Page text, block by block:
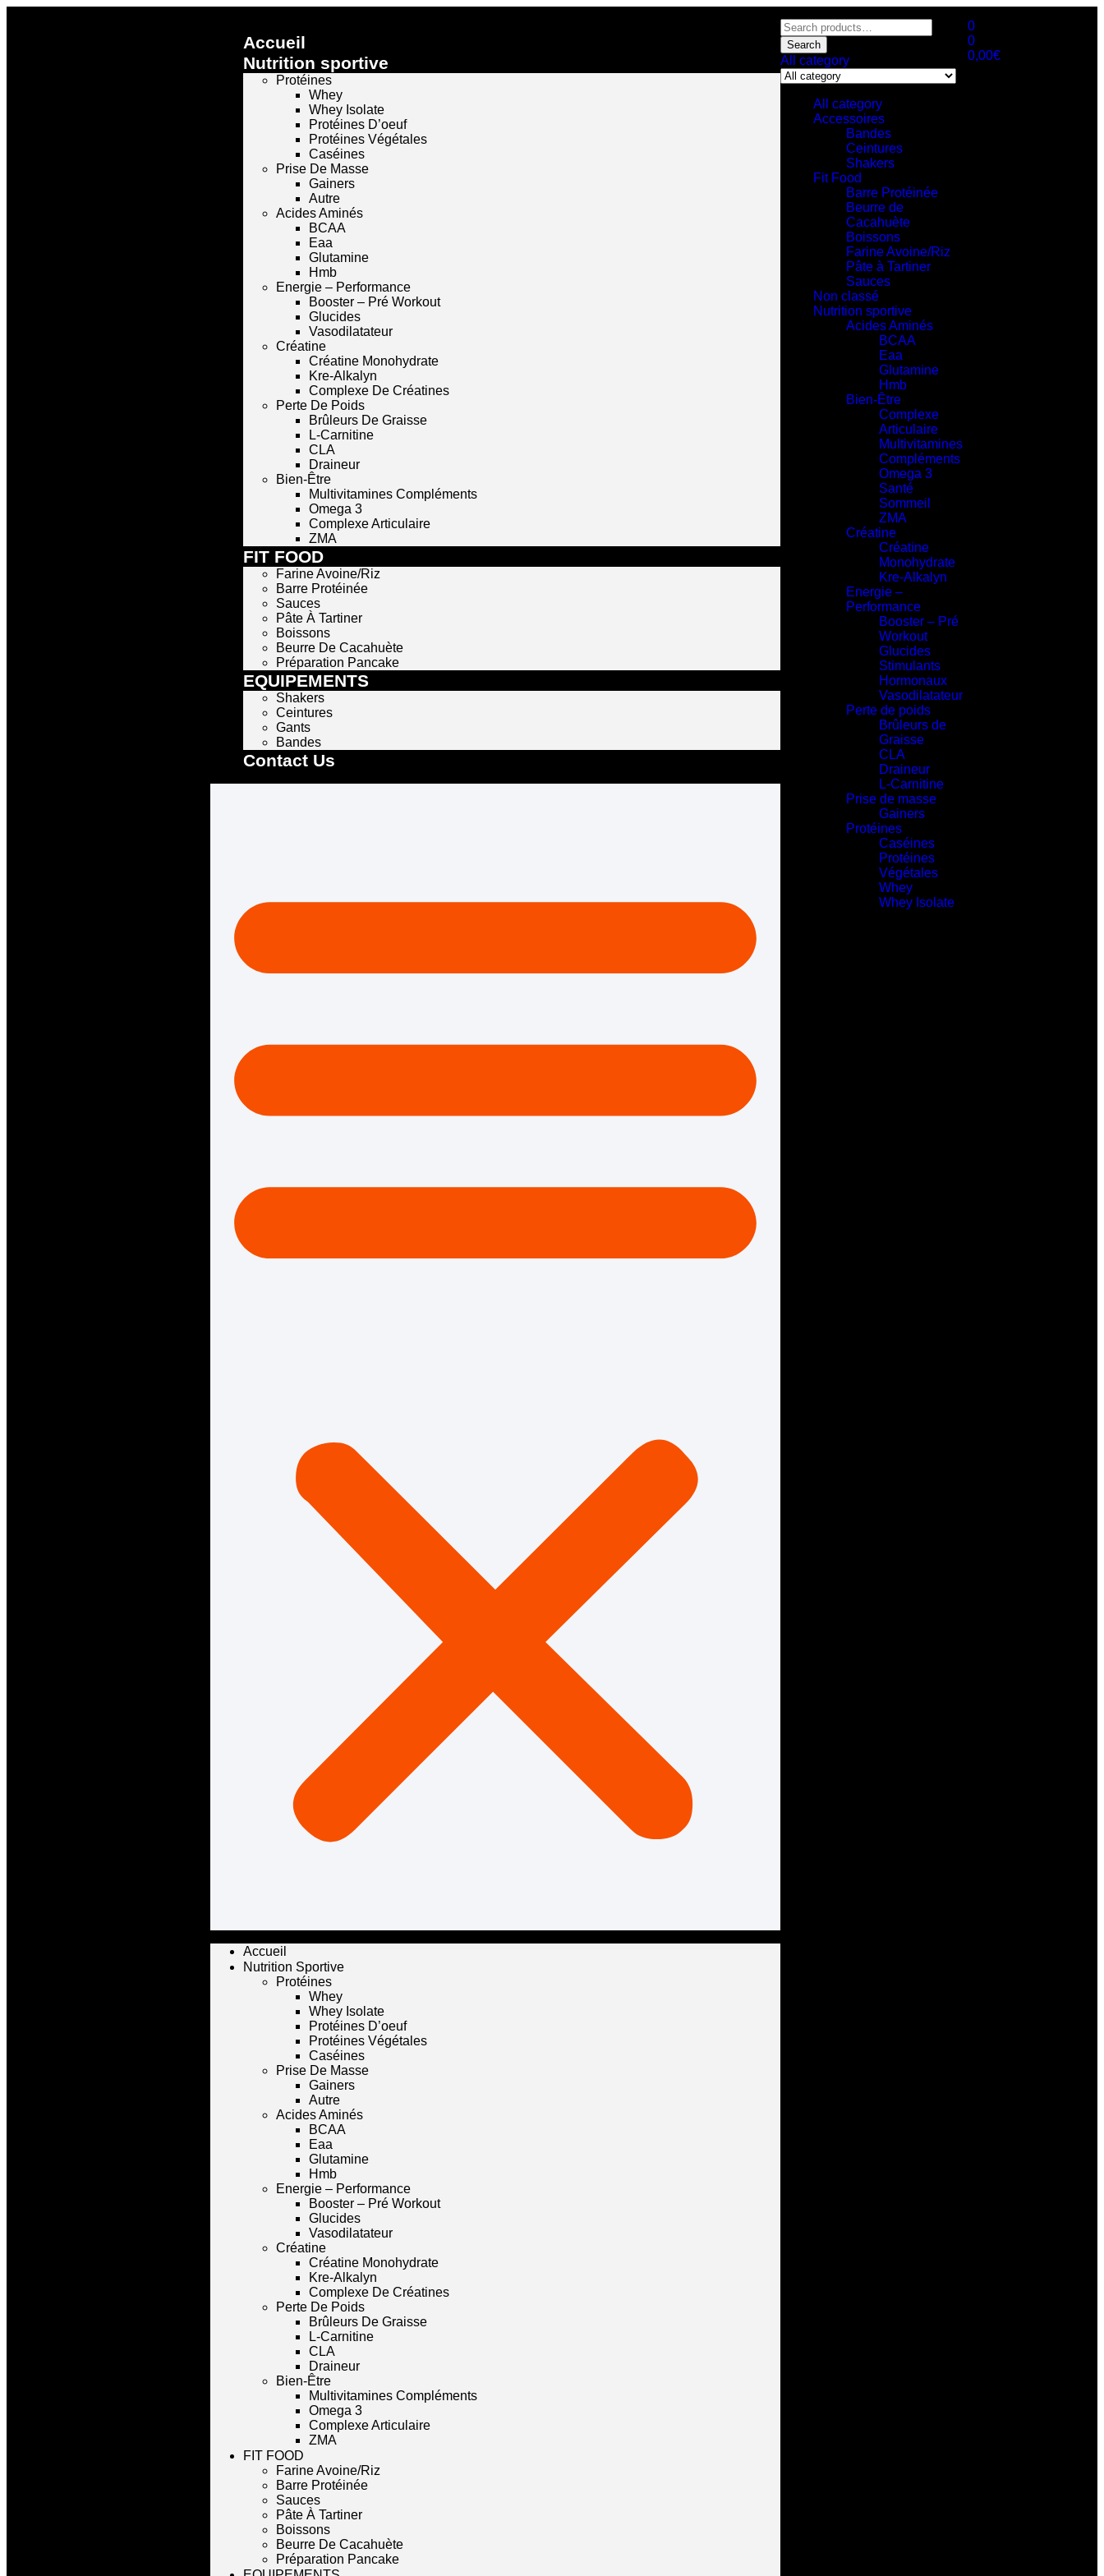
Accueil
Nutrition sportive
Protéines
Whey
Whey Isolate
Protéines D’oeuf
Protéines Végétales
Caséines
Prise De Masse
Gainers
Autre
Acides Aminés
BCAA
Eaa
Glutamine
Hmb
Energie – Performance
Booster – Pré Workout
Glucides
Vasodilatateur
Créatine
Créatine Monohydrate
Kre-Alkalyn
Complexe De Créatines
Perte De Poids
Brûleurs De Graisse
L-Carnitine
CLA
Draineur
Bien-Être
Multivitamines Compléments
Omega 3
Complexe Articulaire
ZMA
FIT FOOD
Farine Avoine/Riz
Barre Protéinée
Sauces
Pâte À Tartiner
Boissons
Beurre De Cacahuète
Préparation Pancake
EQUIPEMENTS
Shakers
Ceintures
Gants
Bandes
Contact Us
Accueil
Nutrition Sportive
Protéines
Whey
Whey Isolate
Protéines D’oeuf
Protéines Végétales
Caséines
Prise De Masse
Gainers
Autre
Acides Aminés
BCAA
Eaa
Glutamine
Hmb
Energie – Performance
Booster – Pré Workout
Glucides
Vasodilatateur
Créatine
Créatine Monohydrate
Kre-Alkalyn
Complexe De Créatines
Perte De Poids
Brûleurs De Graisse
L-Carnitine
CLA
Draineur
Bien-Être
Multivitamines Compléments
Omega 3
Complexe Articulaire
ZMA
FIT FOOD
Farine Avoine/Riz
Barre Protéinée
Sauces
Pâte À Tartiner
Boissons
Beurre De Cacahuète
Préparation Pancake
Search
All category
All category
Accessoires
Bandes
Ceintures
Shakers
Fit Food
Barre Protéinée
Beurre de
Cacahuète
Boissons
Farine Avoine/Riz
Pâte à Tartiner
Sauces
Non classé
Nutrition sportive
Acides Aminés
BCAA
Eaa
Glutamine
Hmb
Bien-Être
Complexe
Articulaire
Multivitamines
Compléments
Omega 3
Santé
Sommeil
ZMA
Créatine
Créatine
Monohydrate
Kre-Alkalyn
Energie –
Performance
Booster – Pré
Workout
Glucides
Stimulants
Hormonaux
Vasodilatateur
Perte de poids
Brûleurs de
Graisse
CLA
Draineur
L-Carnitine
Prise de masse
Gainers
Protéines
Caséines
Protéines
Végétales
Whey
Whey Isolate
0
0
0,00€